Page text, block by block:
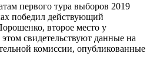
первого тура выборов 2019
победил действующий
второе место у
свидетельствуют данные на
комиссии, опубликованные